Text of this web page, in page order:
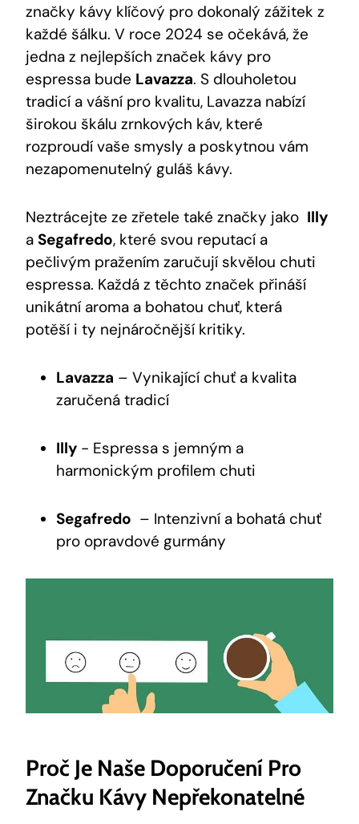
značky kávy klíčový pro dokonalý ⁢zážitek⁢ z
každé šálku. V ⁤roce 2024 se očekává, že
⁣jedna z‌ nejlepších značek⁢ kávy pro
espressa bude Lavazza.⁤ S dlouholetou
tradicí ⁢a vášní pro kvalitu,⁢ Lavazza nabízí
širokou škálu⁣ zrnkových káv, které
rozproudí vaše smysly a poskytnou vám
nezapomenutelný guláš kávy.
Neztrácejte ⁤ze zřetele také značky jako ​ Illy
a Segafredo, které svou reputací a
pečlivým pražením zaručují skvělou chuti
espressa. ⁣Každá z⁣ těchto značek přináší
‍unikátní aroma a bohatou chuť, která
potěší i‌ ty nejnáročnější kritiky.
Lavazza – Vynikající chuť a kvalita⁣
zaručená ⁢tradicí
Illy ⁤- Espressa⁤ s jemným a
harmonickým profilem ⁢chuti
Segafredo ‍ – Intenzivní a bohatá ​chuť
pro opravdové gurmány
Proč Je ⁢naše Doporučení Pro
Značku Kávy Nepřekonatelné